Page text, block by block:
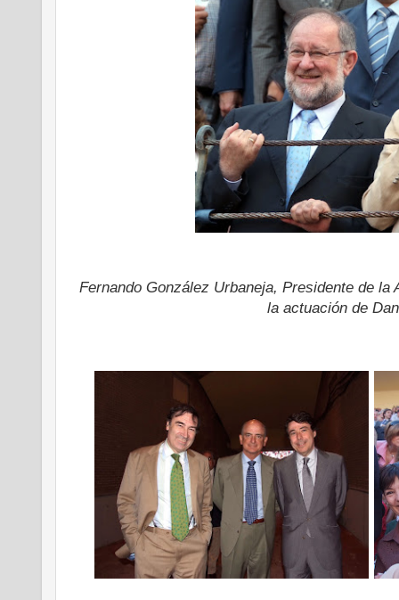
Fernando González Urbaneja, Presidente de
la actuación de